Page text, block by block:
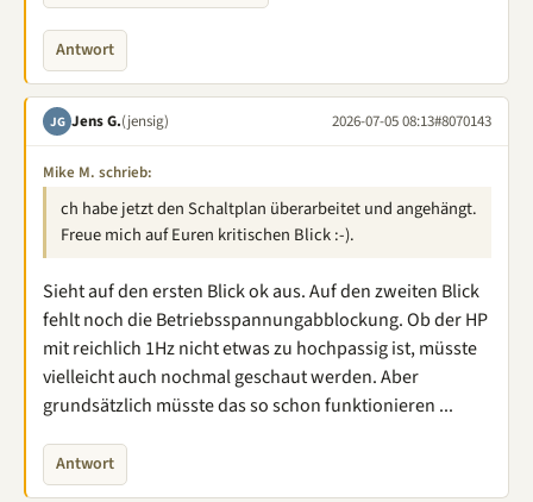
Antwort
JG Jens G.(jensig) 2026-07-05 08:13#8070143
Mike M. schrieb:
ch habe jetzt den Schaltplan überarbeitet und angehängt.
Freue mich auf Euren kritischen Blick :-).
Sieht auf den ersten Blick ok aus. Auf den zweiten Blick
fehlt noch die Betriebsspannungabblockung. Ob der HP
mit reichlich 1Hz nicht etwas zu hochpassig ist, müsste
vielleicht auch nochmal geschaut werden. Aber
grundsätzlich müsste das so schon funktionieren ...
Antwort